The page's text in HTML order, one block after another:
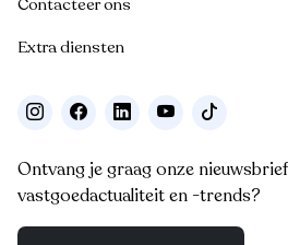
Contacteer ons
Extra diensten
Ontvang je graag onze
vastgoedactualiteit en -trends?